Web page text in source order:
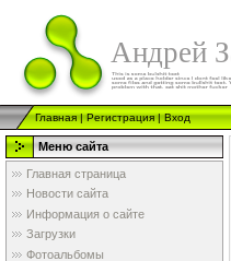
Андрей
Главная|Регистрация|Вход
Меню сайта
Главная страница
Новости сайта
Информация о сайте
Загрузки
Фотоальбомы